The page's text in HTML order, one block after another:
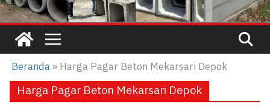
Beranda» Harga Pagar Beton Mekarsari Depok
Harga Pagar Beton Mekarsari Depok